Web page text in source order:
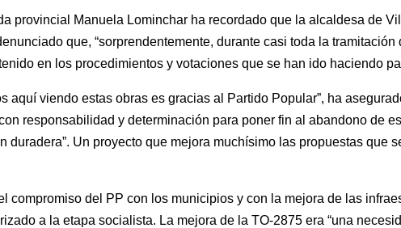
provincial Manuela Lominchar ha recordado que la alcaldesa de
que, “sorprendentemente, durante casi toda la
en los procedimientos y votaciones que se han ido haciendo
aquí viendo estas obras es gracias al Partido Popular”, ha
responsabilidad y determinación para poner fin al abandono de
duradera”. Un proyecto que mejora muchísimo las propuestas que
compromiso del PP con los municipios y con la mejora de las
a la etapa socialista. La mejora de la TO-2875 era “una